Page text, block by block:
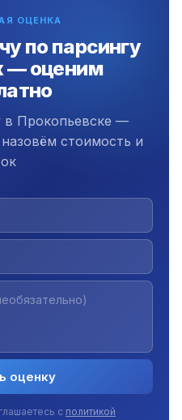
ОЦЕНКА
по парсингу
— оценим
в Прокопьевске —
стоимость и
оценку
с политикой